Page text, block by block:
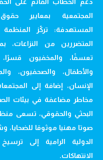
المجتمعية بمعايير
المستهدفة: تركّز المنظمة
المتضررين من النزاعات،
تعسفًا، والمخفيون قسرًا،
والأطفال، والصحفيون،
الإنسان، إضافة إلى
مخاطر مضاعفة في بيئات
البحثي والحقوقي، تسعى
صوتا مهنيا موثوقا للضحايا،
الدولية الرامية إلى
الانتهاكات.